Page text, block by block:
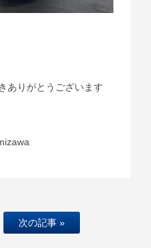
ありがとうございます
次の記事 »